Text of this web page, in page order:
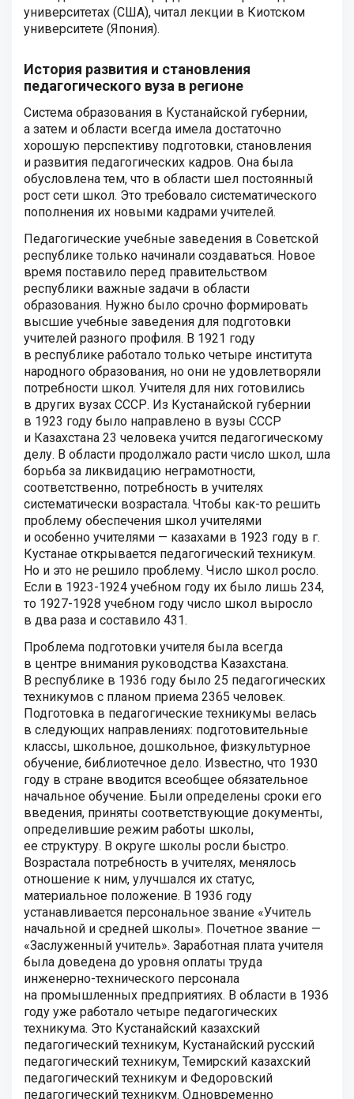
университетах (США), читал лекции в Киотском
университете (Япония).
История развития и становления
педагогического вуза в регионе
Система образования в Кустанайской губернии,
а затем и области всегда имела достаточно
хорошую перспективу подготовки, становления
и развития педагогических кадров. Она была
обусловлена тем, что в области шел постоянный
рост сети школ. Это требовало систематического
пополнения их новыми кадрами учителей.
Педагогические учебные заведения в Советской
республике только начинали создаваться. Новое
время поставило перед правительством
республики важные задачи в области
образования. Нужно было срочно формировать
высшие учебные заведения для подготовки
учителей разного профиля. В 1921 году
в республике работало только четыре института
народного образования, но они не удовлетворяли
потребности школ. Учителя для них готовились
в других вузах СССР. Из Кустанайской губернии
в 1923 году было направлено в вузы СССР
и Казахстана 23 человека учится педагогическому
делу. В области продолжало расти число школ, шла
борьба за ликвидацию неграмотности,
соответственно, потребность в учителях
систематически возрастала. Чтобы как-то решить
проблему обеспечения школ учителями
и особенно учителями — казахами в 1923 году в г.
Кустанае открывается педагогический техникум.
Но и это не решило проблему. Число школ росло.
Если в 1923-1924 учебном году их было лишь 234,
то 1927-1928 учебном году число школ выросло
в два раза и составило 431.
Проблема подготовки учителя была всегда
в центре внимания руководства Казахстана.
В республике в 1936 году было 25 педагогических
техникумов с планом приема 2365 человек.
Подготовка в педагогические техникумы велась
в следующих направлениях: подготовительные
классы, школьное, дошкольное, физкультурное
обучение, библиотечное дело. Известно, что 1930
году в стране вводится всеобщее обязательное
начальное обучение. Были определены сроки его
введения, приняты соответствующие документы,
определившие режим работы школы,
ее структуру. В округе школы росли быстро.
Возрастала потребность в учителях, менялось
отношение к ним, улучшался их статус,
материальное положение. В 1936 году
устанавливается персональное звание «Учитель
начальной и средней школы». Почетное звание —
«Заслуженный учитель». Заработная плата учителя
была доведена до уровня оплаты труда
инженерно-технического персонала
на промышленных предприятиях. В области в 1936
году уже работало четыре педагогических
техникума. Это Кустанайский казахский
педагогический техникум, Кустанайский русский
педагогический техникум, Темирский казахский
педагогический техникум и Федоровский
педагогический техникум. Одновременно